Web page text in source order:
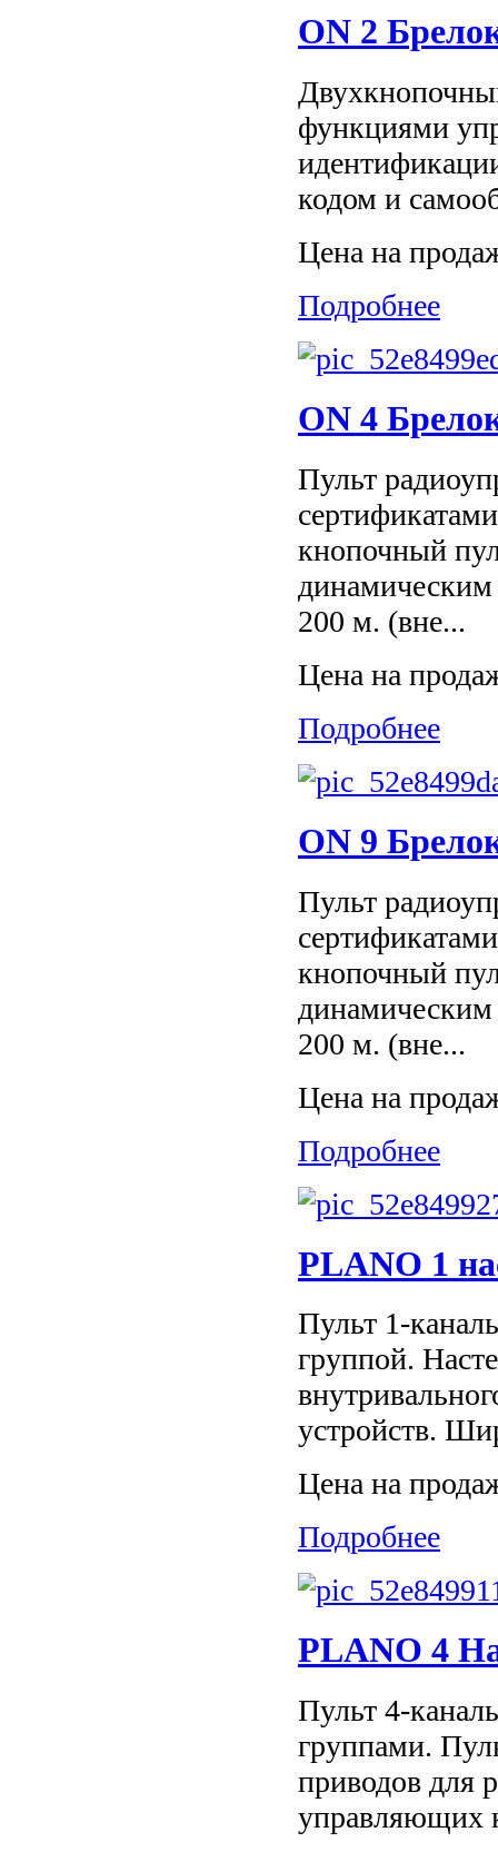
ON 2
функциями
кодом и
Цена на
Подробнее
ON 4
Пульт
кнопочный
динамическим
200 м. (вне...
Цена на
Подробнее
ON 9
Пульт
кнопочный
динамическим
200 м. (вне...
Цена на
Подробнее
PLANO 1
Пульт 1-
группой.
устройств.
Цена на
Подробнее
PLANO 4
Пульт 4-
группами.
приводов для
управляющих